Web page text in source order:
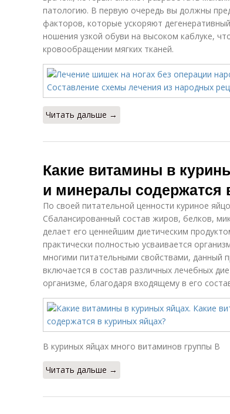
патологию. В первую очередь вы должны
факторов, которые ускоряют
ношения узкой обуви на высоком каблуке,
кровообращении мягких тканей.
Читать дальше →
Какие витамины в
и минералы содержатся
По своей питательной ценности куриное
Сбалансированный состав жиров, белков,
делает его ценнейшим диетическим
практически полностью усваивается
многими питательными свойствами, данный
включается в состав различных лечебных
организме, благодаря входящему в его
В куриных яйцах много витаминов группы В
Читать дальше →